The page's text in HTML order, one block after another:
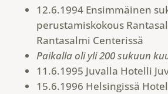
12.6.1994 Ensimmäinen
perustamiskokous
Rantasalmi Centerissä
Paikalla oli yli 200 sukuun
11.6.1995 Juvalla Hotelli
15.6.1996 Helsingissä